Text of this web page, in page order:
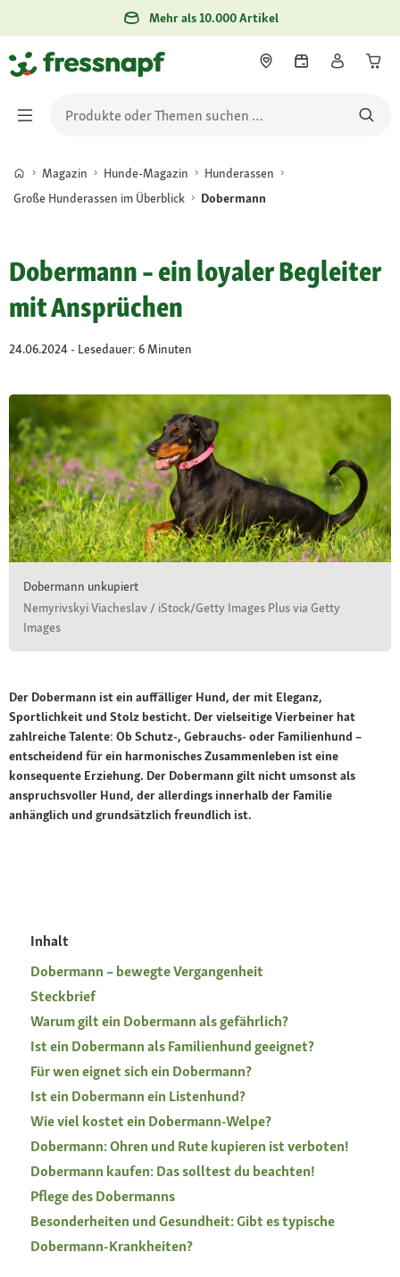
Mehr als 10.000 Artikel
Magazin Hunde-Magazin
Hunderassen
Große Hunderassen im Überblick
Dobermann
Dobermann – ein loyaler Begleiter
mit Ansprüchen
24.06.2024 - Lesedauer: 6 Minuten
Dobermann unkupiert
Nemyrivskyi Viacheslav / iStock/Getty Images Plus via Getty
Images
Der Dobermann ist ein auffälliger Hund, der mit Eleganz,
Sportlichkeit und Stolz besticht. Der vielseitige Vierbeiner hat
zahlreiche Talente: Ob Schutz-, Gebrauchs- oder Familienhund –
entscheidend für ein harmonisches Zusammenleben ist eine
konsequente Erziehung. Der Dobermann gilt nicht umsonst als
anspruchsvoller Hund, der allerdings innerhalb der Familie
anhänglich und grundsätzlich freundlich ist.
Inhalt
Dobermann – bewegte Vergangenheit
Steckbrief
Warum gilt ein Dobermann als gefährlich?
Ist ein Dobermann als Familienhund geeignet?
Für wen eignet sich ein Dobermann?
Ist ein Dobermann ein Listenhund?
Wie viel kostet ein Dobermann-Welpe?
Dobermann: Ohren und Rute kupieren ist verboten!
Dobermann kaufen: Das solltest du beachten!
Pflege des Dobermanns
Besonderheiten und Gesundheit: Gibt es typische
Dobermann-Krankheiten?